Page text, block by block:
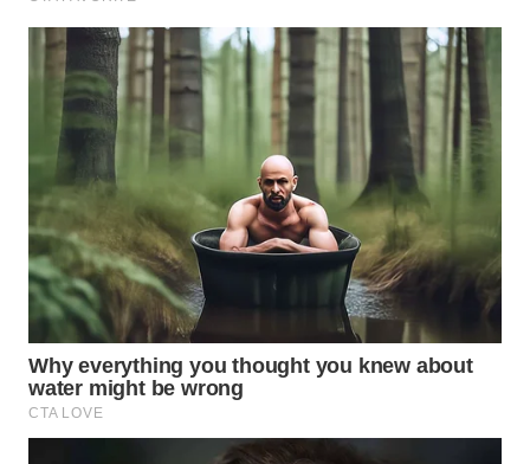
WN
LABUHANBATU
TENGAH
WN DELI
SERDANG
WN
TEBING
TINGGI